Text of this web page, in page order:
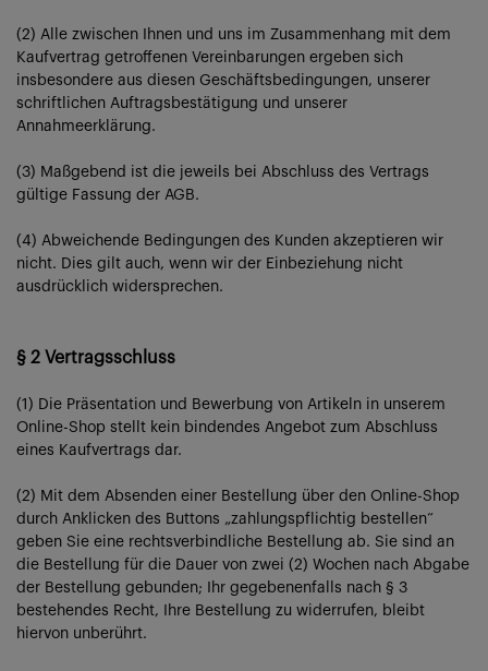
(2) Alle zwischen Ihnen und uns im Zusammenhang mit dem
Kaufvertrag getroffenen Vereinbarungen ergeben sich
insbesondere aus diesen Geschäftsbedingungen, unserer
schriftlichen Auftragsbestätigung und unserer
Annahmeerklärung.
(3) Maßgebend ist die jeweils bei Abschluss des Vertrags
gültige Fassung der AGB.
(4) Abweichende Bedingungen des Kunden akzeptieren wir
nicht. Dies gilt auch, wenn wir der Einbeziehung nicht
ausdrücklich widersprechen.
§ 2 Vertragsschluss
(1) Die Präsentation und Bewerbung von Artikeln in unserem
Online-Shop stellt kein bindendes Angebot zum Abschluss
eines Kaufvertrags dar.
(2) Mit dem Absenden einer Bestellung über den Online-Shop
durch Anklicken des Buttons „zahlungspflichtig bestellen“
geben Sie eine rechtsverbindliche Bestellung ab. Sie sind an
die Bestellung für die Dauer von zwei (2) Wochen nach Abgabe
der Bestellung gebunden; Ihr gegebenenfalls nach § 3
bestehendes Recht, Ihre Bestellung zu widerrufen, bleibt
hiervon unberührt.